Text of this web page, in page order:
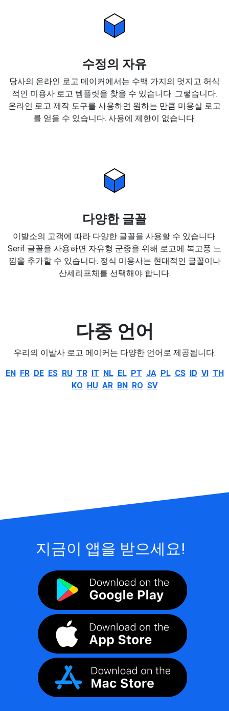
수정의 자유
당사의 온라인 로고 메이커에서는 수백 가지의 멋지고 허식
적인 미용사 로고 템플릿을 찾을 수 있습니다. 그렇습니다.
온라인 로고 제작 도구를 사용하면 원하는 만큼 미용실 로고
를 얻을 수 있습니다. 사용에 제한이 없습니다.
다양한 글꼴
이발소의 고객에 따라 다양한 글꼴을 사용할 수 있습니다.
Serif 글꼴을 사용하면 자유형 군중을 위해 로고에 복고풍 느
낌을 추가할 수 있습니다. 정식 미용사는 현대적인 글꼴이나
산세리프체를 선택해야 합니다.
다중 언어
우리의 이발사 로고 메이커는 다양한 언어로 제공됩니다:
EN FR DE ES RU TR IT NL EL PT JA PL CS ID VI TH
KO HU AR BN RO SV
지금이 앱을 받으세요!